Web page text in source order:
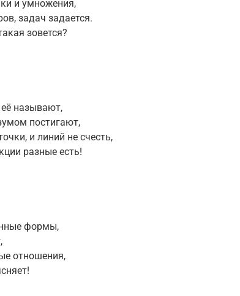
и умножения,
задач задается.
зовется?
называют,
постигают,
и линий не счесть,
разные есть!
формы,
отношения,